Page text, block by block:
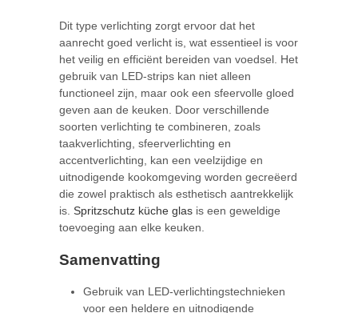
Dit type verlichting zorgt ervoor dat het
aanrecht goed verlicht is, wat essentieel is voor
het veilig en efficiënt bereiden van voedsel. Het
gebruik van LED-strips kan niet alleen
functioneel zijn, maar ook een sfeervolle gloed
geven aan de keuken. Door verschillende
soorten verlichting te combineren, zoals
taakverlichting, sfeerverlichting en
accentverlichting, kan een veelzijdige en
uitnodigende kookomgeving worden gecreëerd
die zowel praktisch als esthetisch aantrekkelijk
is. Spritzschutz küche glas is een geweldige
toevoeging aan elke keuken.
Samenvatting
Gebruik van LED-verlichtingstechnieken
voor een heldere en uitnodigende